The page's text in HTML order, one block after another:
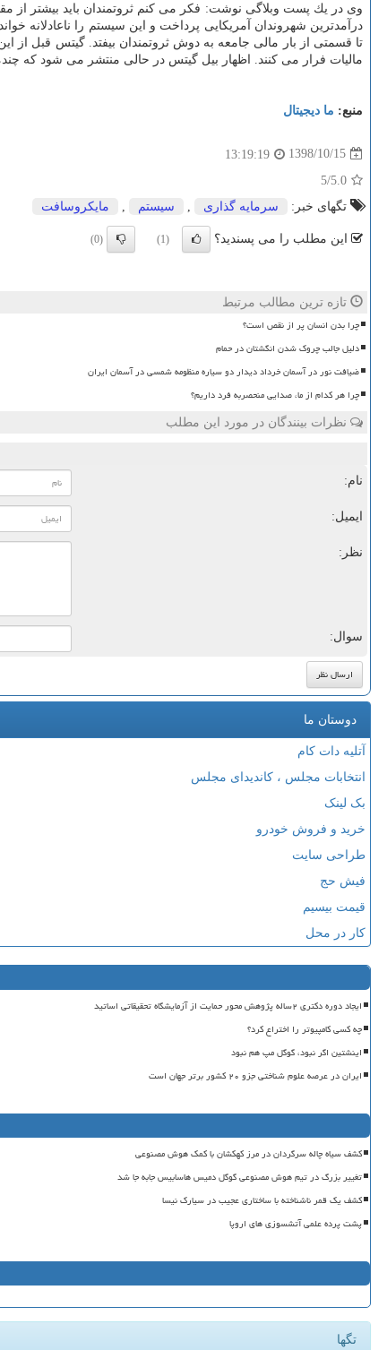
وی در یك پست وبلاگی نوشت: فكر می كنم ثروتمندان باید بیشتر از
درآمدترین شهروندان آمریكایی پرداخت و این سیستم را ناعادلانه
تا قسمتی از بار مالی جامعه به دوش ثروتمندان بیفتد. گیتس قبل از
مالیات فرار می كنند. اظهار بیل گیتس در حالی منتشر می شود كه چندماه قبل الیزابت
منبع: ما دیجیتال
1398/10/15
13:19:19
5.0
/5
تگهای خبر:
سرمایه گذاری سیستم مایكروسافت
این مطلب را می پسندید؟ (1)
(0)
تازه ترین مطالب مرتبط
چرا بدن انسان پر از نقص است؟
دلیل جالب چروک شدن انگشتان در حمام
ضیافت نور در آسمان خرداد دیدار دو سیاره منظومه شمسی در آسمان ایران
چرا هر کدام از ما، صدایی منحصربه فرد داریم؟
نظرات بینندگان در مورد این مطلب
نام:
ایمیل:
نظر:
سوال:
دوستان ما
آتلیه دات کام
انتخابات مجلس ، کاندیدای مجلس
بک لینک
خرید و فروش خودرو
طراحی سایت
فیش حج
قیمت بیسیم
کار در محل
ایجاد دوره دکتری ۲ساله پژوهش محور حمایت از آزمایشگاه تحقیقاتی اساتید
چه کسی کامپیوتر را اختراع کرد؟
اینشتین اگر نبود، گوگل مپ هم نبود
ایران در عرصه علوم شناختی جزو ۲۰ کشور برتر جهان است
کشف سیاه چاله سرگردان در مرز کهکشان با کمک هوش مصنوعی
تغییر بزرگ در تیم هوش مصنوعی گوگل دمیس هاسابیس جابه جا شد
کشف یک قمر ناشناخته با ساختاری عجیب در سیارک نیسا
پشت پرده علمی آتشسوزی های اروپا
تگها